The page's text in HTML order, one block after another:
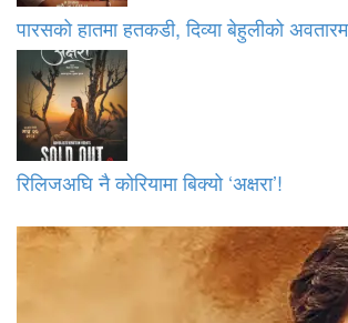
पारसको हातमा हतकडी, दिव्या बेहुलीको
रिलिजअघि नै कोरियामा बिक्यो ‘अक्षरा’!